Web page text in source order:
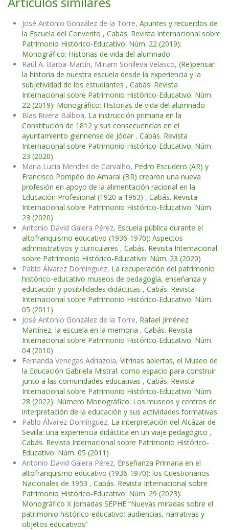
José Antonio González de la Torre, Apuntes y recuerdos de
la Escuela del Convento , Cabás. Revista Internacional sobre
Patrimonio Histórico-Educativo: Núm. 22 (2019):
Monográfico: Historias de vida del alumnado
Raúl A. Barba-Martín, Miriam Sonlleva Velasco, (Re)pensar
la historia de nuestra escuela desde la experiencia y la
subjetividad de los estudiantes , Cabás. Revista
Internacional sobre Patrimonio Histórico-Educativo: Núm.
22 (2019): Monográfico: Historias de vida del alumnado
Blas Rivera Balboa, La instrucción primaria en la
Constitución de 1812 y sus consecuencias en el
ayuntamiento giennense de Jódar , Cabás. Revista
Internacional sobre Patrimonio Histórico-Educativo: Núm.
23 (2020)
Maria Lucia Mendes de Carvalho, Pedro Escudero (AR) y
Francisco Pompêo do Amaral (BR) crearon una nueva
profesión en apoyo de la alimentación racional en la
Educación Profesional (1920 a 1963) , Cabás. Revista
Internacional sobre Patrimonio Histórico-Educativo: Núm.
23 (2020)
Antonio David Galera Pérez, Escuela pública durante el
altofranquismo educativo (1936-1970): Aspectos
administrativos y curriculares , Cabás. Revista Internacional
sobre Patrimonio Histórico-Educativo: Núm. 23 (2020)
Pablo Álvarez Domínguez, La recuperación del patrimonio
histórico-educativo museos de pedagogía, enseñanza y
educación y posibilidades didácticas , Cabás. Revista
Internacional sobre Patrimonio Histórico-Educativo: Núm.
05 (2011)
José Antonio González de la Torre, Rafael Jiménez
Martínez, la escuela en la memoria , Cabás. Revista
Internacional sobre Patrimonio Histórico-Educativo: Núm.
04 (2010)
Fernanda Venegas Adriazola, Vitrinas abiertas, el Museo de
la Educación Gabriela Mistral: como espacio para construir
junto a las comunidades educativas , Cabás. Revista
Internacional sobre Patrimonio Histórico-Educativo: Núm.
28 (2022): Número Monográfico: Los museos y centros de
interpretación de la educación y sus actividades formativas
Pablo Álvarez Domínguez, La interpretación del Alcázar de
Sevilla: una experiencia didáctica en un viaje pedagógico ,
Cabás. Revista Internacional sobre Patrimonio Histórico-
Educativo: Núm. 05 (2011)
Antonio David Galera Pérez, Enseñanza Primaria en el
altofranquismo educativo (1936-1970): los Cuestionarios
Nacionales de 1953 , Cabás. Revista Internacional sobre
Patrimonio Histórico-Educativo: Núm. 29 (2023):
Monográfico X Jornadas SEPHE “Nuevas miradas sobre el
patrimonio histórico-educativo: audiencias, narrativas y
objetos educativos”